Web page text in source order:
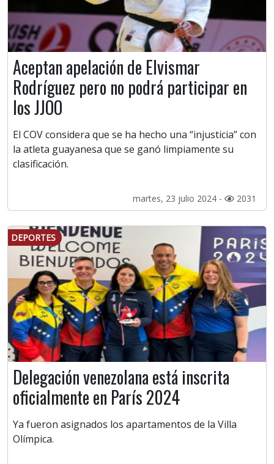
Aceptan apelación de Elvismar
Rodríguez pero no podrá participar en
los JJOO
El COV considera que se ha hecho una “injusticia” con
la atleta guayanesa que se ganó limpiamente su
clasificación.
martes, 23 julio 2024 - 2031
DEPORTES
Delegación venezolana está inscrita
oficialmente en París 2024
Ya fueron asignados los apartamentos de la Villa
Olímpica.